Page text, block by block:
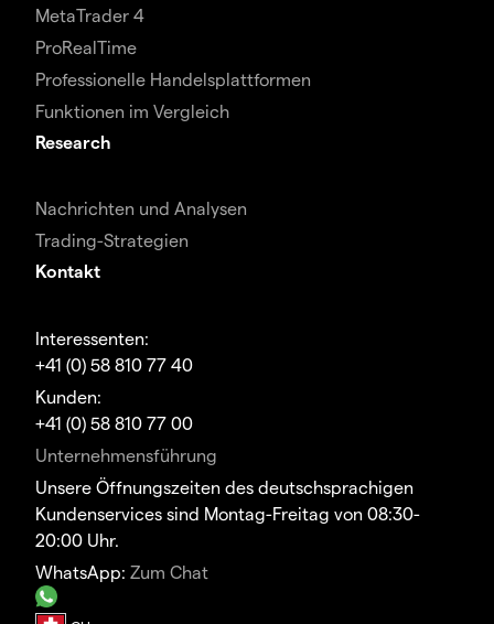
MetaTrader 4
ProRealTime
Professionelle Handelsplattformen
Funktionen im Vergleich
Research
Nachrichten und Analysen
Trading-Strategien
Kontakt
Interessenten:
+41 (0) 58 810 77 40
Kunden:
+41 (0) 58 810 77 00
Unternehmensführung
Unsere Öffnungszeiten des deutschsprachigen
Kundenservices sind Montag-Freitag von 08:30-
20:00 Uhr.
WhatsApp: Zum Chat